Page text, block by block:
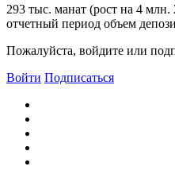
293 тыс. манат (рост на 4
отчетный период объем
Пожалуйста, войдите или
Войти Подписаться